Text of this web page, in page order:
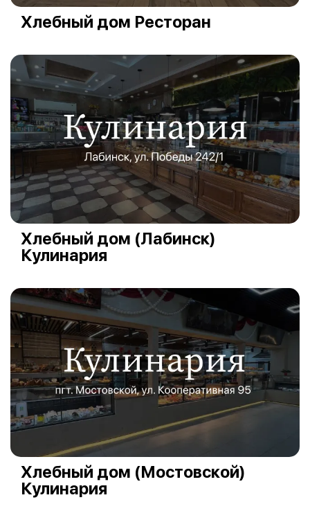
Хлебный дом Ресторан
Хлебный дом (Лабинск)
Кулинария
Хлебный дом (Мостовской)
Кулинария